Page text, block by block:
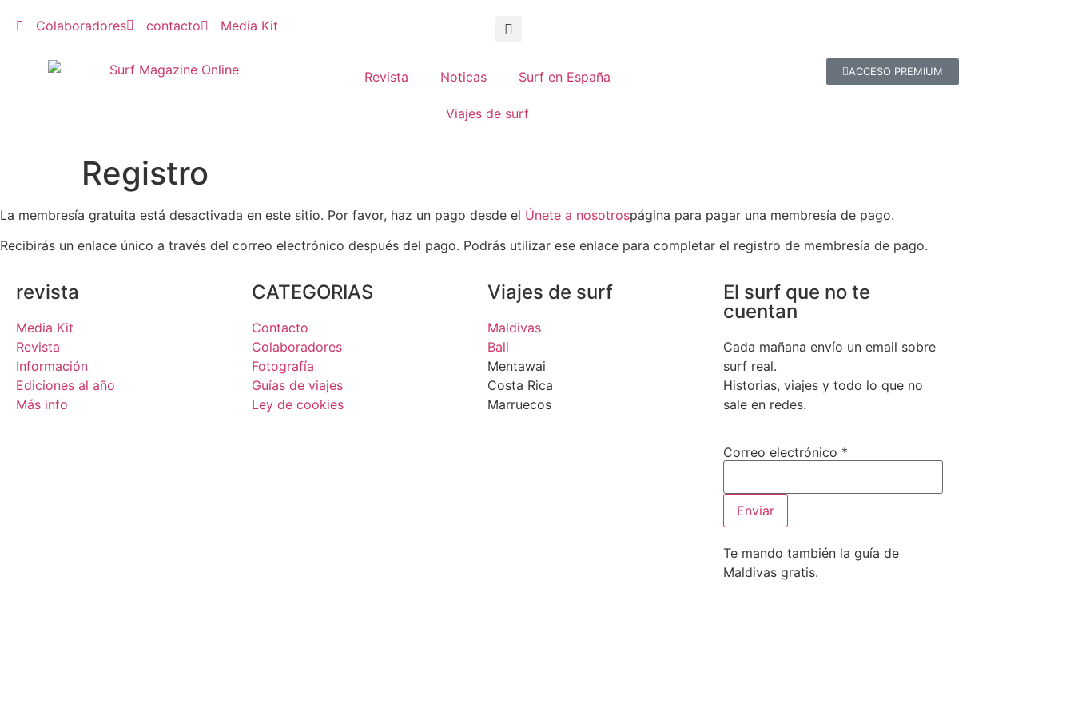
Colaboradores contacto Media Kit
Revista Noticas Surf en España
Viajes de surf
ACCESO PREMIUM
Registro
La membresía gratuita está desactivada en este sitio. Por favor, haz un pago desde el Únete a nosotrospágina para pagar una membresía de pago.
Recibirás un enlace único a través del correo electrónico después del pago. Podrás utilizar ese enlace para completar el registro de membresía de pago.
revista
Media Kit
Revista
Información
Ediciones al año
Más info
CATEGORIAS
Contacto
Colaboradores
Fotografía
Guías de viajes
Ley de cookies
Viajes de surf
Maldivas
Bali
Mentawai
Costa Rica
Marruecos
El surf que no te
cuentan
Cada mañana envío un email sobre
surf real.
Historias, viajes y todo lo que no
sale en redes.
electrónico
Correo
Correo electrónico *
Enviar
Te mando también la guía de
Maldivas gratis.